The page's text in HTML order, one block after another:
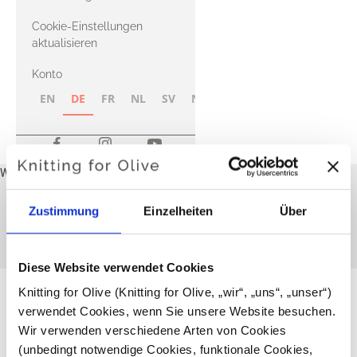
Zustimmung Einzelheiten Über
Diese Website verwendet Cookies
Knitting for Olive (Knitting for Olive, „wir“, „uns“, „unser“)
verwendet Cookies, wenn Sie unsere Website besuchen.
Wir verwenden verschiedene Arten von Cookies
(unbedingt notwendige Cookies, funktionale Cookies,
Cookie-Einstellungen
aktualisieren
Konto
EN DE FR NL SV NB
Warenkorb
Ihr Warenkorb ist leer
Neues Spanisch Anleitungen